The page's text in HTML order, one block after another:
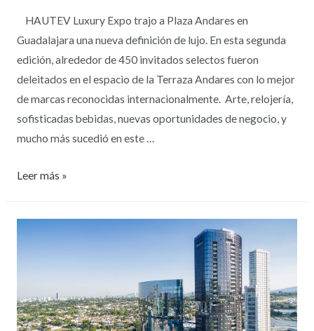
HAUTEV Luxury Expo trajo a Plaza Andares en
Guadalajara una nueva definición de lujo. En esta segunda
edición, alrededor de 450 invitados selectos fueron
deleitados en el espacio de la Terraza Andares con lo mejor
de marcas reconocidas internacionalmente. Arte, relojería,
sofisticadas bebidas, nuevas oportunidades de negocio, y
mucho más sucedió en este …
Leer más »